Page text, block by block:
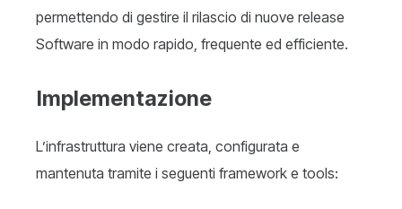
permettendo di gestire il rilascio di nuove release
Software in modo rapido, frequente ed efficiente.
Implementazione
L’infrastruttura viene creata, configurata e
mantenuta tramite i seguenti framework e tools: